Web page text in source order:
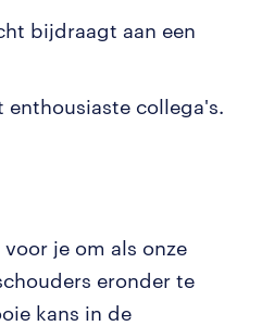
bijdraagt aan een
enthousiaste collega's.
je om als onze
eronder te
kans in de